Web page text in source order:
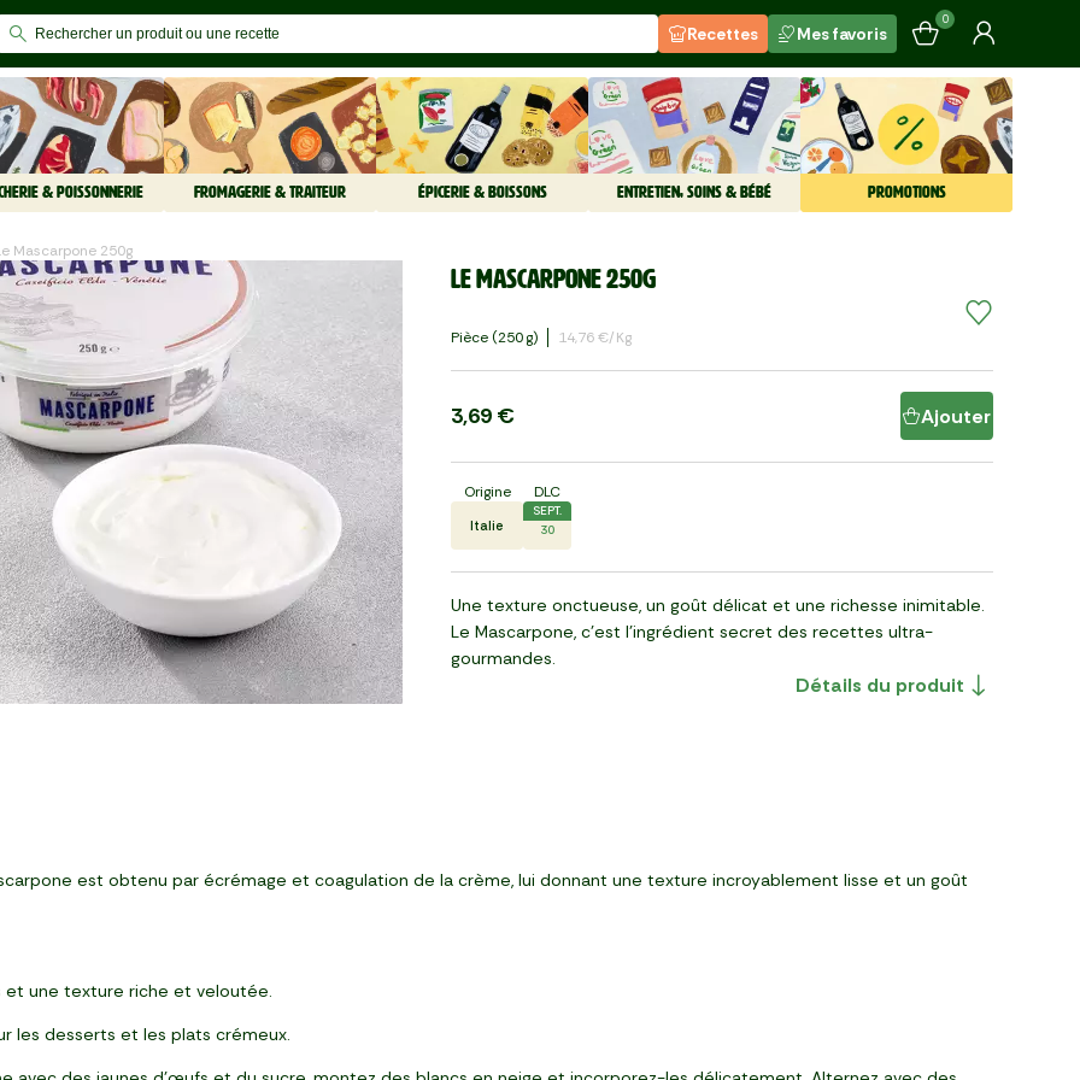
Recettes Mes favoris
0
& POISSONNERIE FROMAGERIE & TRAITEUR ÉPICERIE & BOISSONS ENTRETIEN, SOINS & BÉBÉ PROMOTIONS
Le Mascarpone 250g
Le Mascarpone 250g
Pièce (250 G) 14,76 €/kg
3,69 € Ajouter
Origine
Italie
DLC
SEPT.
30
Une texture onctueuse, un goût délicat et une richesse inimitable.
Le Mascarpone, c’est l’ingrédient secret des recettes ultra-
gourmandes.
Détails du produit
est obtenu par écrémage et coagulation de la crème, lui donnant une texture incroyablement lisse et un goût
et une texture riche et veloutée.
les desserts et les plats crémeux.